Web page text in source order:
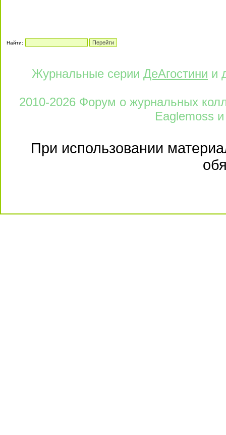
Найти:
Журнальные серии ДеАгостини и
2010-2026 Форум о журнальных
Eaglemoss и
При использовании